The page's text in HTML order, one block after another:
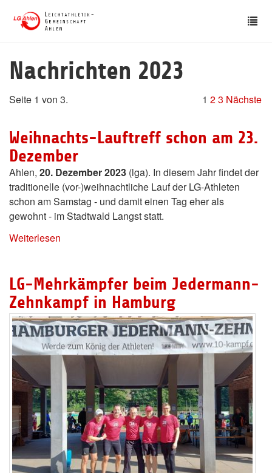
Nachrichten 2023
Seite 1 von 3. 1 23 Nächste
Weihnachts-Lauftreff schon am 23.
Dezember
Ahlen, 20. Dezember 2023 (lga). In diesem Jahr findet der
traditionelle (vor-)weihnachtliche Lauf der LG-Athleten
schon am Samstag - und damit einen Tag eher als
gewohnt - im Stadtwald Langst statt.
Weiterlesen
LG-Mehrkämpfer beim Jedermann-
Zehnkampf in Hamburg